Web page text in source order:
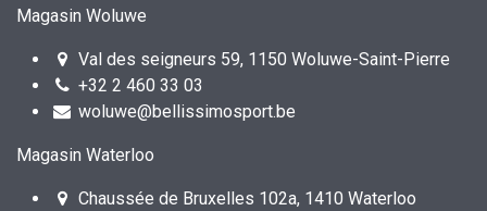
Magasin Woluwe
Val des seigneurs 59, 1150 Woluwe-Saint-Pierre
+32 2 460 33 03
woluwe@bellissimosport.be
Magasin Waterloo
Chaussée de Bruxelles 102a, 1410 Waterloo